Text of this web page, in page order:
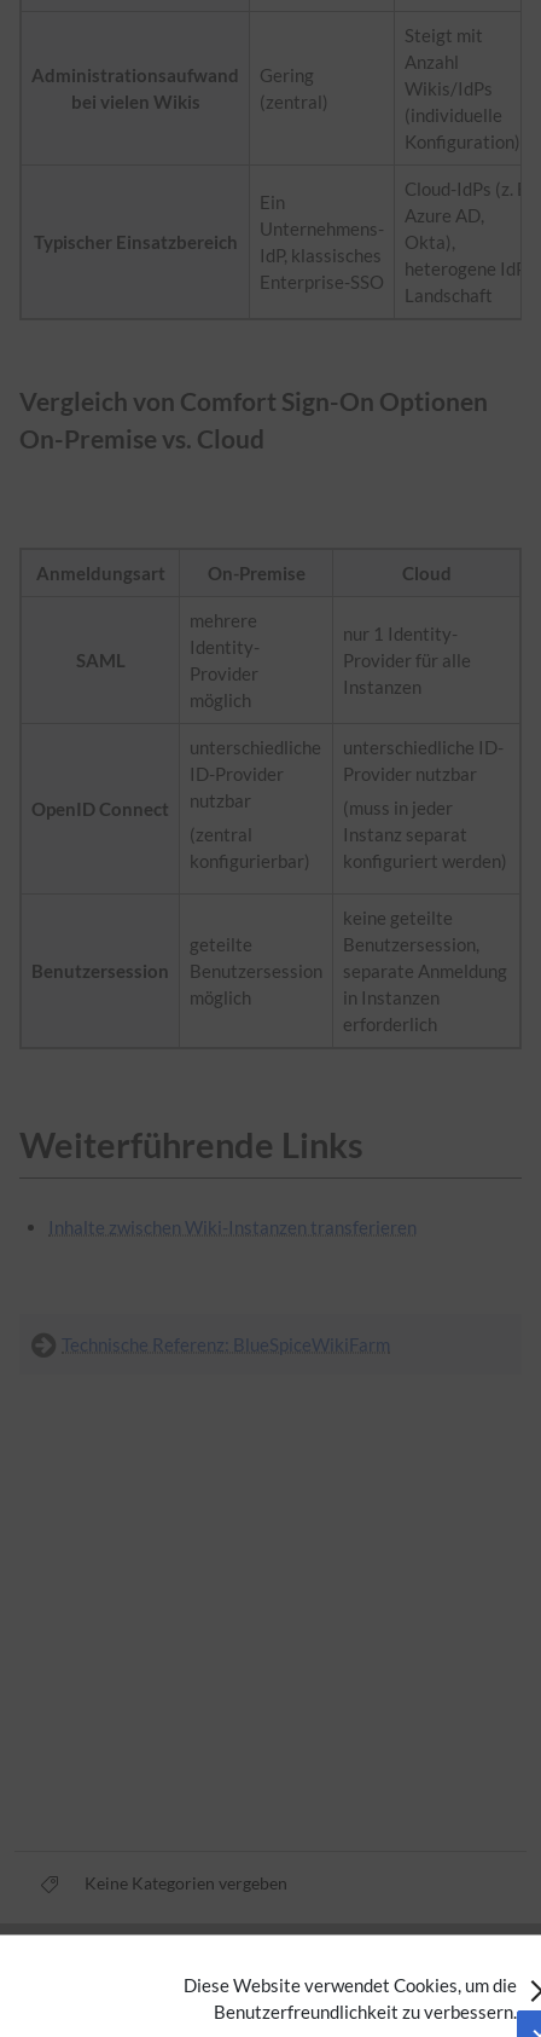
Diese Website verwendet Cookies, um die
Benutzerfreundlichkeit zu verbessern.
Administrationsaufwand
bei vielen Wikis
Gering
(zentral)
Steigt mit
Anzahl
Wikis/IdPs
(individuelle
Konfiguration)
Typischer Einsatzbereich
Ein
Unternehmens-
IdP, klassisches
Enterprise-SSO
Cloud-IdPs (z. B.
Azure AD,
Okta),
heterogene IdP-
Landschaft
Vergleich von Comfort Sign-On Optionen
On-Premise vs. Cloud
Anmeldungsart On-Premise Cloud
SAML
mehrere
Identity-
Provider
möglich
nur 1 Identity-
Provider für alle
Instanzen
OpenID Connect
unterschiedliche
ID-Provider
nutzbar
(zentral
konfigurierbar)
unterschiedliche ID-
Provider nutzbar
(muss in jeder
Instanz separat
konfiguriert werden)
Benutzersession
geteilte
Benutzersession
möglich
keine geteilte
Benutzersession,
separate Anmeldung
in Instanzen
erforderlich
Weiterführende Links
Inhalte zwischen Wiki-Instanzen transferieren
Technische Referenz: BlueSpiceWikiFarm
Keine Kategorien vergeben
Nutzungsbedingungen